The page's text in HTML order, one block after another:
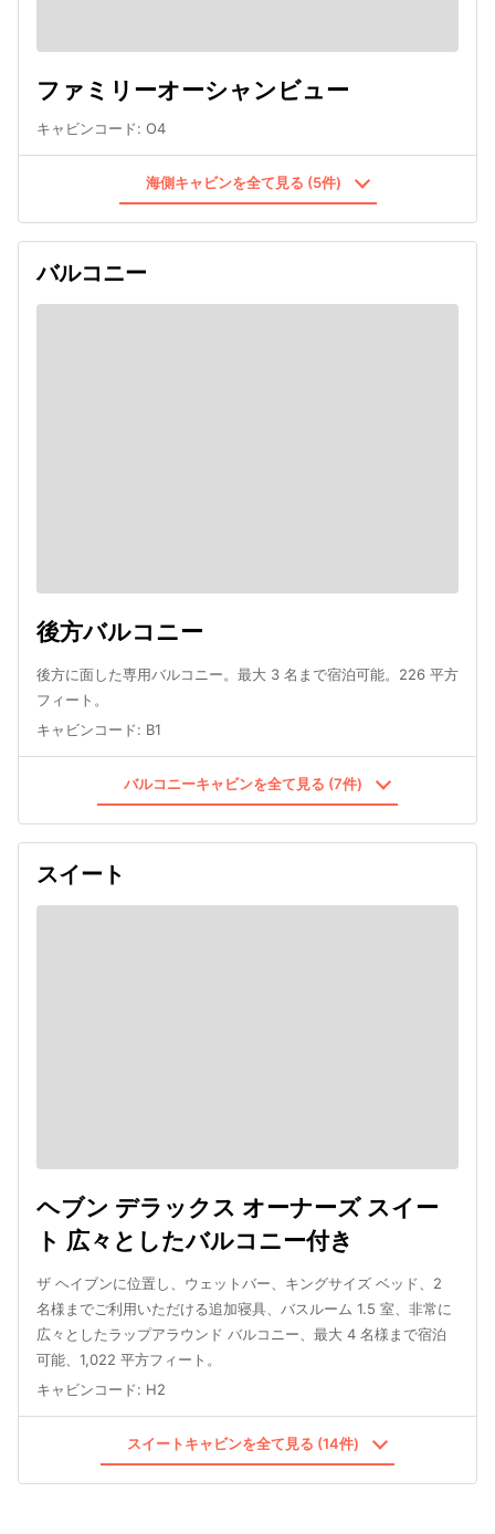
ファミリーオーシャンビュー
キャビンコード: O4
海側キャビンを全て見る (5件)
バルコニー
後方バルコニー
後方に面した専用バルコニー。最大 3 名まで宿泊可能。226 平方
フィート。
キャビンコード: B1
バルコニーキャビンを全て見る (7件)
スイート
ヘブン デラックス オーナーズ スイー
ト 広々としたバルコニー付き
ザ ヘイブンに位置し、ウェットバー、キングサイズ ベッド、2
名様までご利用いただける追加寝具、バスルーム 1.5 室、非常に
広々としたラップアラウンド バルコニー、最大 4 名様まで宿泊
可能、1,022 平方フィート。
キャビンコード: H2
スイートキャビンを全て見る (14件)